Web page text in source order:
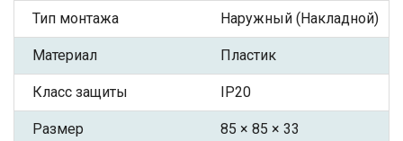
Тип монтажа Наружный (Накладной)
Материал Пластик
Класс защиты IP20
Размер 85 × 85 × 33